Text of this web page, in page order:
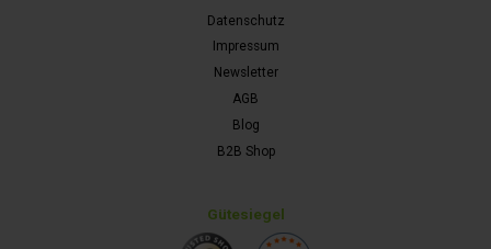
Datenschutz
Impressum
Newsletter
AGB
Blog
B2B Shop
Gütesiegel